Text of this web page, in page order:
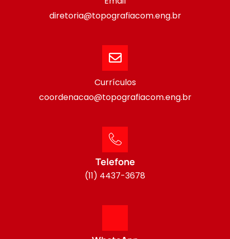
diretoria@topografiacom.eng.br
Currículos
coordenacao@topografiacom.eng.br
Telefone
(11) 4437-3678